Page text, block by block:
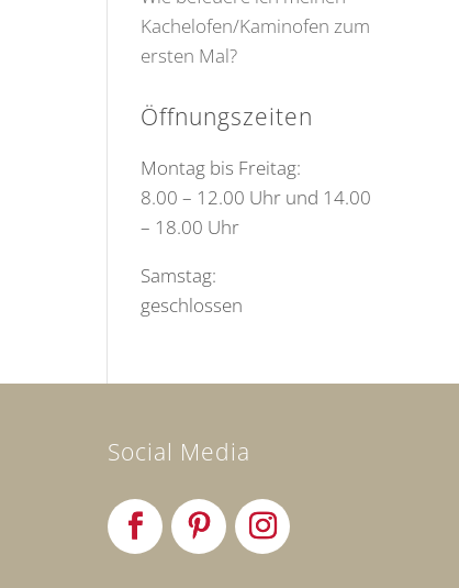
Kachelofen/Kaminofen zum
ersten Mal?
Öffnungszeiten
Montag bis Freitag:
8.00 – 12.00 Uhr und 14.00
– 18.00 Uhr
Samstag:
geschlossen
Social Media